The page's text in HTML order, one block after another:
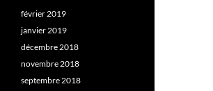
février 2019
janvier 2019
décembre 2018
novembre 2018
septembre 2018